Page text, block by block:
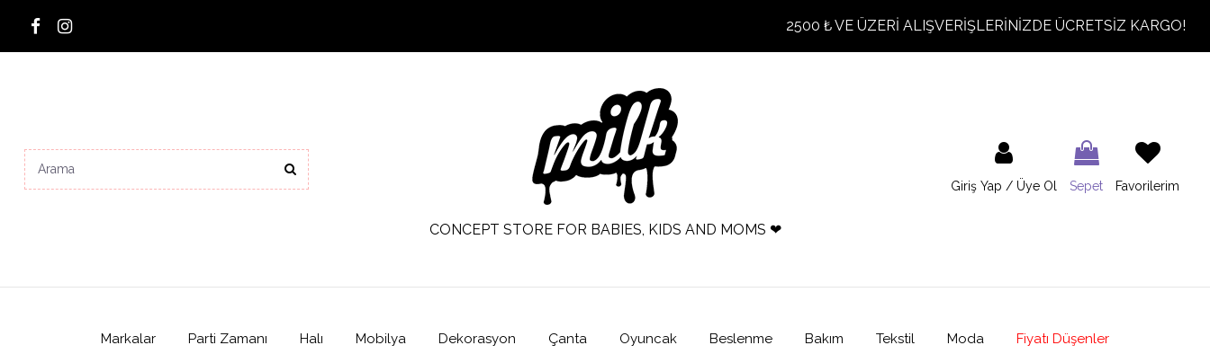
2500 ₺ VE ÜZERİ ALIŞVERİŞLERİNİZDE ÜCRETSİZ KARGO!
CONCEPT STORE FOR BABIES, KIDS AND MOMS ❤
Giriş Yap / Üye Ol Sepet Favorilerim
Markalar Parti Zamanı Halı Mobilya Dekorasyon Çanta Oyuncak Beslenme Bakım Tekstil Moda Fiyatı Düşenler